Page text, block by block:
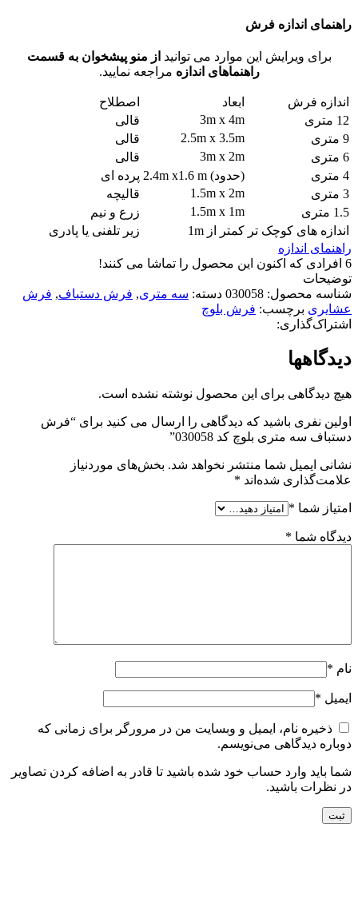
راهنمای اندازه فرش
برای ویرایش این موارد می توانید از منو پیشخوان به قسمت
راهنماهای اندازه مراجعه نمایید.
اندازه فرش ابعاد
اصطلاح
12 متری
3m x 4m
قالی
9 متری
2.5m x 3.5m
قالی
6 متری
3m x 2m
قالی
4 متری
(حدود) 2.4m x1.6 m
پرده ای
3 متری
1.5m x 2m
قالیچه
1.5 متری
1.5m x 1m
زرع و نیم
اندازه های کوچک تر کمتر از 1m
زیر تلفنی یا پادری
راهنمای اندازه
6 افرادی که اکنون این محصول را تماشا می کنند!
توضیحات
شناسه محصول: 030058 دسته: سه متری, فرش دستباف, فرش
عشایری برچسب: فرش بلوچ
اشتراک‌گذاری:
دیدگاهها
هیچ دیدگاهی برای این محصول نوشته نشده است.
اولین نفری باشید که دیدگاهی را ارسال می کنید برای “فرش
دستباف سه متری بلوچ کد 030058”
نشانی ایمیل شما منتشر نخواهد شد. بخش‌های موردنیاز
علامت‌گذاری شده‌اند *
امتیاز شما *
دیدگاه شما *
نام *
ایمیل *
ذخیره نام، ایمیل و وبسایت من در مرورگر برای زمانی که
دوباره دیدگاهی می‌نویسم.
شما باید وارد حساب خود شده باشید تا قادر به اضافه کردن تصاویر
در نظرات باشید.